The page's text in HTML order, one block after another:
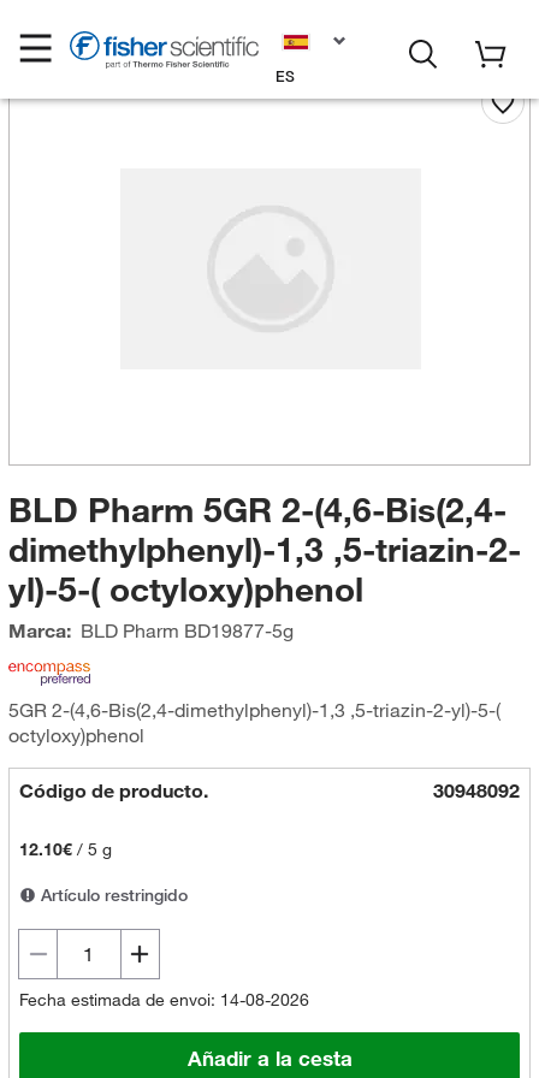
ES
BLD Pharm 5GR 2-(4,6-Bis(2,4-
dimethylphenyl)-1,3 ,5-triazin-2-
yl)-5-( octyloxy)phenol
Marca: BLD Pharm BD19877-5g
5GR 2-(4,6-Bis(2,4-dimethylphenyl)-1,3 ,5-triazin-2-yl)-5-(
octyloxy)phenol
Código de producto. 30948092
12.10€/ 5 g
Artículo restringido
Fecha estimada de envoi: 14-08-2026
Añadir a la cesta